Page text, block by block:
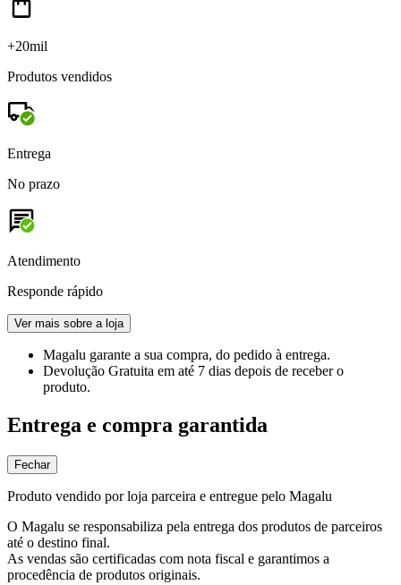
+20mil
Produtos vendidos
Entrega
No prazo
Atendimento
Responde rápido
Ver mais sobre a loja
Magalu garante a sua compra, do pedido à entrega.
Devolução Gratuita em até 7 dias depois de receber o
produto.
Entrega e compra garantida
Fechar
Produto vendido por loja parceira e entregue pelo Magalu
O Magalu se responsabiliza pela entrega dos produtos de parceiros
até o destino final.
As vendas são certificadas com nota fiscal e garantimos a
procedência de produtos originais.